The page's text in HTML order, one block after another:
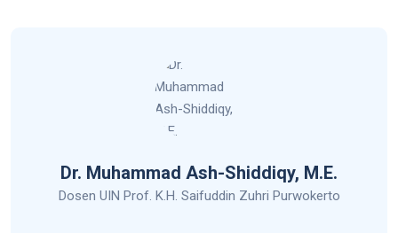
Dr. Muhammad Ash-Shiddiqy, M.E.
Dosen UIN Prof. K.H. Saifuddin Zuhri Purwokerto